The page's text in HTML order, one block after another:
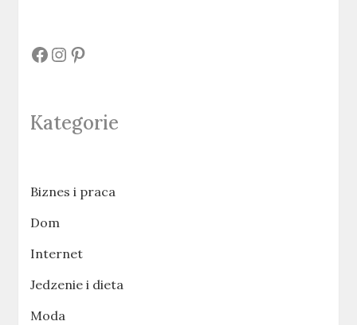
# # #
Kategorie
Biznes i praca
Dom
Internet
Jedzenie i dieta
Moda